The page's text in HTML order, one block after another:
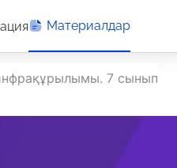
Материалдар
7 сынып